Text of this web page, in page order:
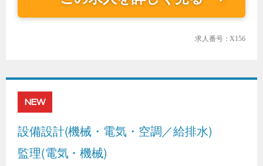
求人番号：X156
NEW
設備設計(機械・電気・空調／給排水)
監理(電気・機械)